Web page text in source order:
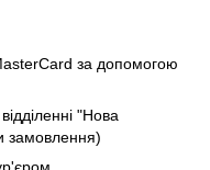
за допомогою
"Нова
замовлення)